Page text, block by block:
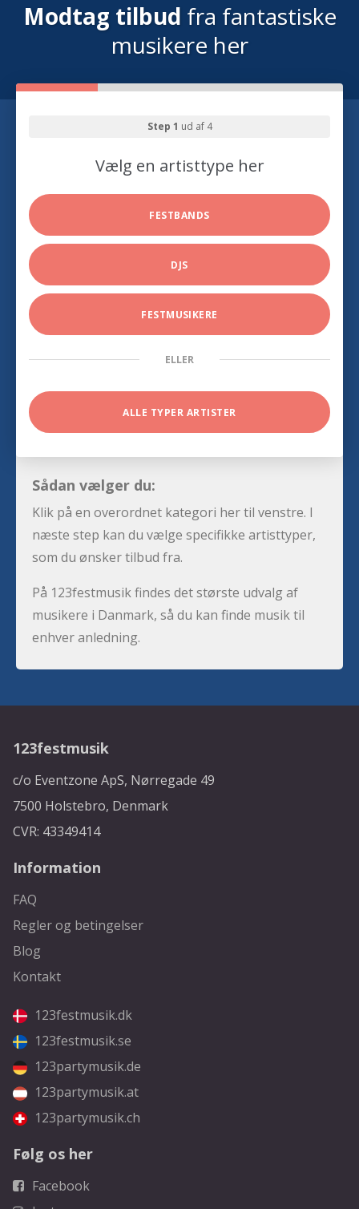
Modtag tilbud fra fantastiske
musikere her
Step 1 ud af 4
Vælg en artisttype her
FESTBANDS
DJS
FESTMUSIKERE
ELLER
ALLE TYPER ARTISTER
Sådan vælger du:
Klik på en overordnet kategori her til venstre. I
næste step kan du vælge specifikke artisttyper,
som du ønsker tilbud fra.
På 123festmusik findes det største udvalg af
musikere i Danmark, så du kan finde musik til
enhver anledning.
123festmusik
c/o Eventzone ApS, Nørregade 49
7500 Holstebro, Denmark
CVR: 43349414
Information
FAQ
Regler og betingelser
Blog
Kontakt
123festmusik.dk
123festmusik.se
123partymusik.de
123partymusik.at
123partymusik.ch
Følg os her
Facebook